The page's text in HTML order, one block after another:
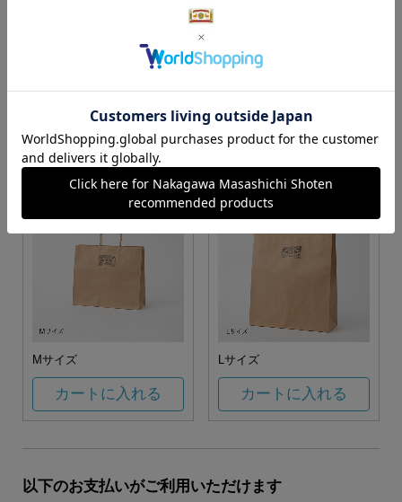
カートに入れる カートに入れる
Mサイズ
カートに入れる
Lサイズ
カートに入れる
以下のお支払いがご利用いただけます